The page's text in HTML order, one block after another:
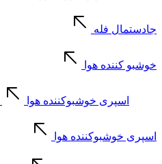
جادستمال فله
خوشبو کننده هوا
اسپری خوشبوکننده هوا
اسپری خوشبوکننده هوا